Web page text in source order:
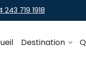
243 719 1918
Destination